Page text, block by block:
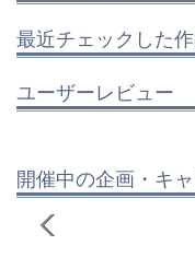
最近チェックした
ユーザーレビュー
開催中の企画・キ